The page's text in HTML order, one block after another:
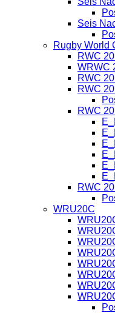
Seis
Rugby World
RWC
WRWC
RWC
RWC
RWC
RWC
WRU20C